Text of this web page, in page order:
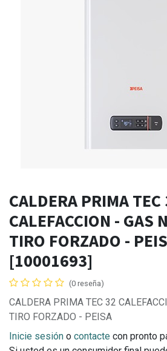
CALDERA PRIMA TEC
CALEFACCION - GAS
TIRO FORZADO -
[10001693]
(0 reseña)
CALDERA PRIMA TEC 32
TIRO FORZADO - PEISA
Inicie sesión o contacte con pronto